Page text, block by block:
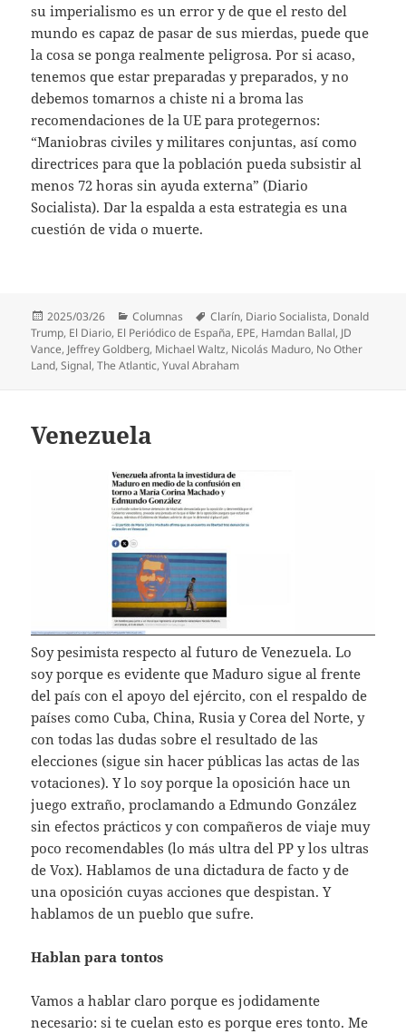
su imperialismo es un error y de que el resto del
mundo es capaz de pasar de sus mierdas, puede que
la cosa se ponga realmente peligrosa. Por si acaso,
tenemos que estar preparadas y preparados, y no
debemos tomarnos a chiste ni a broma las
recomendaciones de la UE para protegernos:
“Maniobras civiles y militares conjuntas, así como
directrices para que la población pueda subsistir al
menos 72 horas sin ayuda externa” (Diario
Socialista). Dar la espalda a esta estrategia es una
cuestión de vida o muerte.
Publicado
el
2025/03/26 Categorías
Columnas Etiquetas
Clarín, Diario Socialista, Donald
Trump, El Diario, El Periódico de España, EPE, Hamdan Ballal, JD
Vance, Jeffrey Goldberg, Michael Waltz, Nicolás Maduro, No Other
Land,Signal,The Atlantic,Yuval Abraham
Venezuela
Soy pesimista respecto al futuro de Venezuela. Lo
soy porque es evidente que Maduro sigue al frente
del país con el apoyo del ejército, con el respaldo de
países como Cuba, China, Rusia y Corea del Norte, y
con todas las dudas sobre el resultado de las
elecciones (sigue sin hacer públicas las actas de las
votaciones). Y lo soy porque la oposición hace un
juego extraño, proclamando a Edmundo González
sin efectos prácticos y con compañeros de viaje muy
poco recomendables (lo más ultra del PP y los ultras
de Vox). Hablamos de una dictadura de facto y de
una oposición cuyas acciones que despistan. Y
hablamos de un pueblo que sufre.
Hablan para tontos
Vamos a hablar claro porque es jodidamente
necesario: si te cuelan esto es porque eres tonto. Me